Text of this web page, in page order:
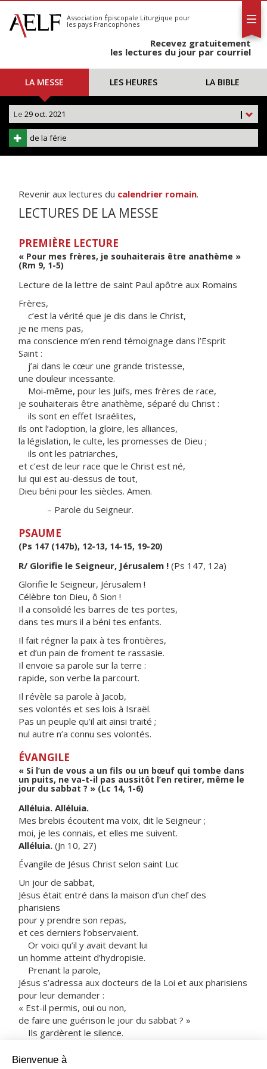
S'abonner
Calendrier
Association Épiscopale Liturgique pour
les pays Francophones
Recevez gratuitement
les lectures du jour par courriel
LA MESSE LES HEURES LA BIBLE
|
Le 29 oct. 2021
de la férie
Revenir aux lectures du calendrier romain.
LECTURES DE LA MESSE
PREMIÈRE LECTURE
« Pour mes frères, je souhaiterais être anathème »
(Rm 9, 1-5)
Lecture de la lettre de saint Paul apôtre aux Romains
Frères,
c’est la vérité que je dis dans le Christ,
je ne mens pas,
ma conscience m’en rend témoignage dans l’Esprit
Saint :
j’ai dans le cœur une grande tristesse,
une douleur incessante.
Moi-même, pour les Juifs, mes frères de race,
je souhaiterais être anathème, séparé du Christ :
ils sont en effet Israélites,
ils ont l’adoption, la gloire, les alliances,
la législation, le culte, les promesses de Dieu ;
ils ont les patriarches,
et c’est de leur race que le Christ est né,
lui qui est au-dessus de tout,
Dieu béni pour les siècles. Amen.
– Parole du Seigneur.
PSAUME
(Ps 147 (147b), 12-13, 14-15, 19-20)
R/ Glorifie le Seigneur, Jérusalem ! (Ps 147, 12a)
Glorifie le Seigneur, Jérusalem !
Célèbre ton Dieu, ô Sion !
Il a consolidé les barres de tes portes,
dans tes murs il a béni tes enfants.
Il fait régner la paix à tes frontières,
et d’un pain de froment te rassasie.
Il envoie sa parole sur la terre :
rapide, son verbe la parcourt.
Il révèle sa parole à Jacob,
ses volontés et ses lois à Israël.
Pas un peuple qu’il ait ainsi traité ;
nul autre n’a connu ses volontés.
ÉVANGILE
« Si l’un de vous a un fils ou un bœuf qui tombe dans
un puits, ne va-t-il pas aussitôt l’en retirer, même le
jour du sabbat ? » (Lc 14, 1-6)
Alléluia. Alléluia.
Mes brebis écoutent ma voix, dit le Seigneur ;
moi, je les connais, et elles me suivent.
Alléluia. (Jn 10, 27)
Évangile de Jésus Christ selon saint Luc
Un jour de sabbat,
Jésus était entré dans la maison d’un chef des
pharisiens
pour y prendre son repas,
et ces derniers l’observaient.
Or voici qu’il y avait devant lui
un homme atteint d’hydropisie.
Prenant la parole,
Jésus s’adressa aux docteurs de la Loi et aux pharisiens
pour leur demander :
« Est-il permis, oui ou non,
de faire une guérison le jour du sabbat ? »
Ils gardèrent le silence.
Puis il leur dit :